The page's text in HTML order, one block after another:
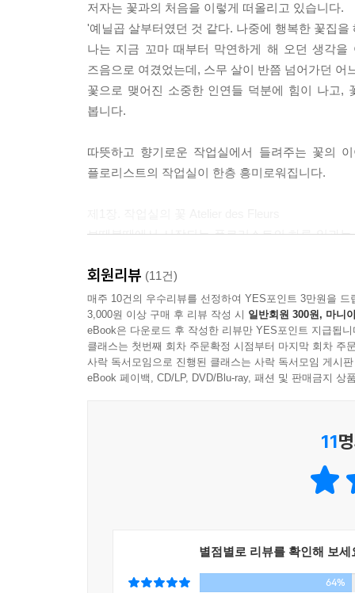
보통의 날들을 특별하게 만들어주고 특별한 그날
바람이다
--- 본문 중에서
오늘은 토요일. 일주일 중에 마음은 가장 가볍고
모카 포트에 커피를 만들고 차를 우린다. 여름엔
오전 11시. 자, 오늘도 시작해 볼까?
게 일어나서 9시쯤 시장에 도착했다. 학생을 우연
니 그만큼 빨리 작업실로 가야 하는데, 시장에만
기 일쑤이다. 서둘러 꽃을 사야 한다는 사실을 매번
--- p.17
항상 꽃과 함께하는 게 일이다 보니, 플로리스트
해하는 모습을 볼 수 있으니까 그걸로 충분하다고
아를 가져다 주신다고 말씀하시더니 며칠 후에 정
저자는 꽃과의 처음을 이렇게 떠올리고 있습니다.
'예닐곱 살부터였던 것 같다. 나중에 행복한 꽃집
나는 지금 꼬마 때부터 막연하게 해 오던 생각
즈음으로 여겼었는데, 스무 살이 반쯤 넘어가던 어
꽃으로 맺어진 소중한 인연들 덕분에 힘이 나고,
봅니다.
따뜻하고 향기로운 작업실에서 들려주는 꽃의
플로리스트의 작업실이 한층 흥미로워집니다.
보떼봉떼에서 시작되는 플로리스트의 하루 일과
되지요. 학생들에게 꽃 수업을 하면서 그 행복을
그렇게 향기가 퍼지듯 조금씩 행복을 퍼뜨리는 게
제2장. 기억의 꽃 Fleurs de la M?moire
저자는 꽃과 함께하는 시간들을 참 좋아합니다.
언제 떠올려보아도 기분 좋은 에너지를 선사합니
카트린의 학교를 선택했던 것은, 지나고 생각해
빈티지 소품 가게나 벼룩시장, 초록의 공원들,
회원리뷰 (11건)
매주 10건의 우수리뷰를 선정하여 YES포인트 3만원을 드
3,000원 이상 구매 후 리뷰 작성 시 일반회원 300원, 마니
eBook은 다운로드 후 작성한 리뷰만 YES포인트 지급됩니
클래스는 첫번째 회차 주문확정 시점부터 마지막 회차 주
사락 독서모임으로 진행된 클래스는 사락 독서모임 게시
eBook 페이백, CD/LP, DVD/Blu-ray, 패션 및 판매금지 상
11
별점별로 리뷰를 확인해 보세
64%